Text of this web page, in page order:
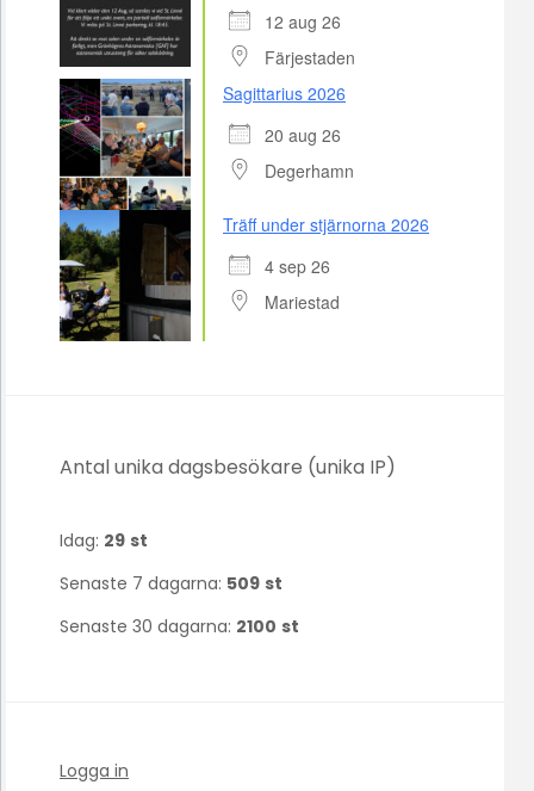
12 aug 26
Färjestaden
Sagittarius 2026
20 aug 26
Degerhamn
Träff under stjärnorna 2026
4 sep 26
Mariestad
Antal unika dagsbesökare (unika IP)
Idag: 29 st
Senaste 7 dagarna: 509 st
Senaste 30 dagarna: 2100 st
Logga in